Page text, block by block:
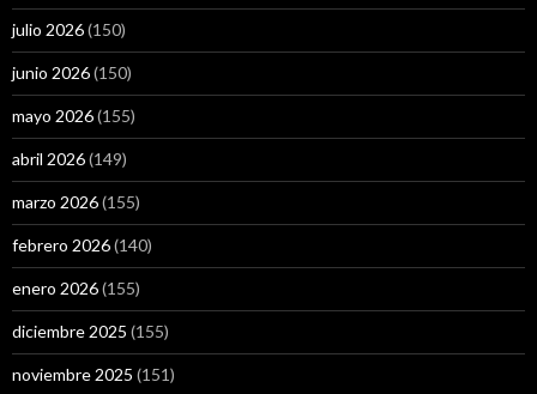
julio 2026(150)
junio 2026(150)
mayo 2026(155)
abril 2026(149)
marzo 2026(155)
febrero 2026(140)
enero 2026(155)
diciembre 2025 (155)
noviembre 2025 (151)